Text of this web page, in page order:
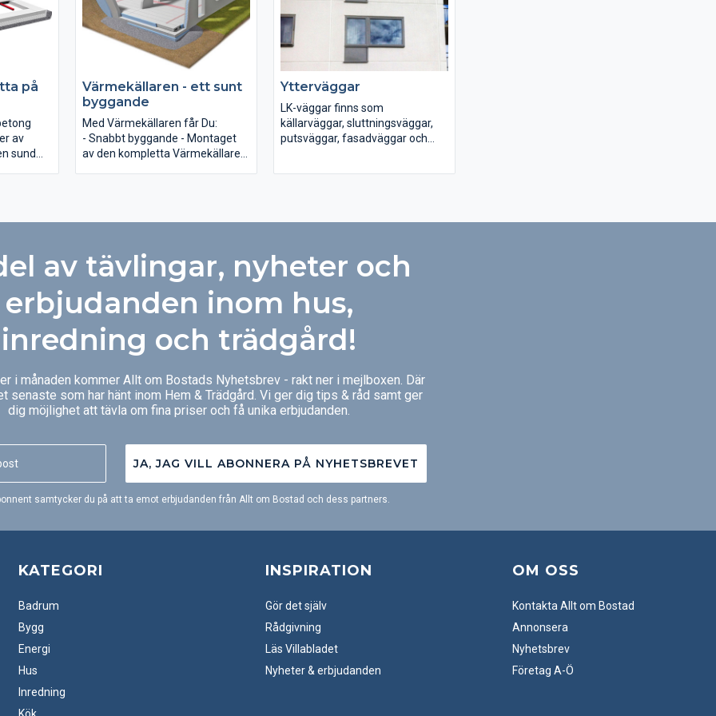
till
släta
och
på
av
sund
Värmekällaren - ett sunt
byggande
Med Värmekällaren får Du:
- Snabbt byggande - Montaget
av den kompletta Värmekällaren
varm.
- Fast pris - Värmekällaren
levererad och monterad på en
bestämd dag oberoende av
Ytterväggar
LK-väggar finns som
källarväggar, sluttningsväggar,
putsväggar, fasadväggar och
av tävlingar, nyheter och
erbjudanden inom hus,
inredning och trädgård!
i månaden kommer Allt om Bostads Nyhetsbrev - rakt ner i mejlboxen. Där
senaste som har hänt inom Hem & Trädgård. Vi ger dig tips & råd samt ger
dig möjlighet att tävla om fina priser och få unika erbjudanden.
JA, JAG VILL ABONNERA PÅ NYHETSBREVET
samtycker du på att ta emot erbjudanden från Allt om Bostad och dess partners.
KATEGORI
Badrum
Bygg
Energi
Hus
Inredning
INSPIRATION
Gör det själv
Rådgivning
Läs Villabladet
Nyheter & erbjudanden
OM OSS
Kontakta Allt om Bostad
Annonsera
Nyhetsbrev
Företag A-Ö